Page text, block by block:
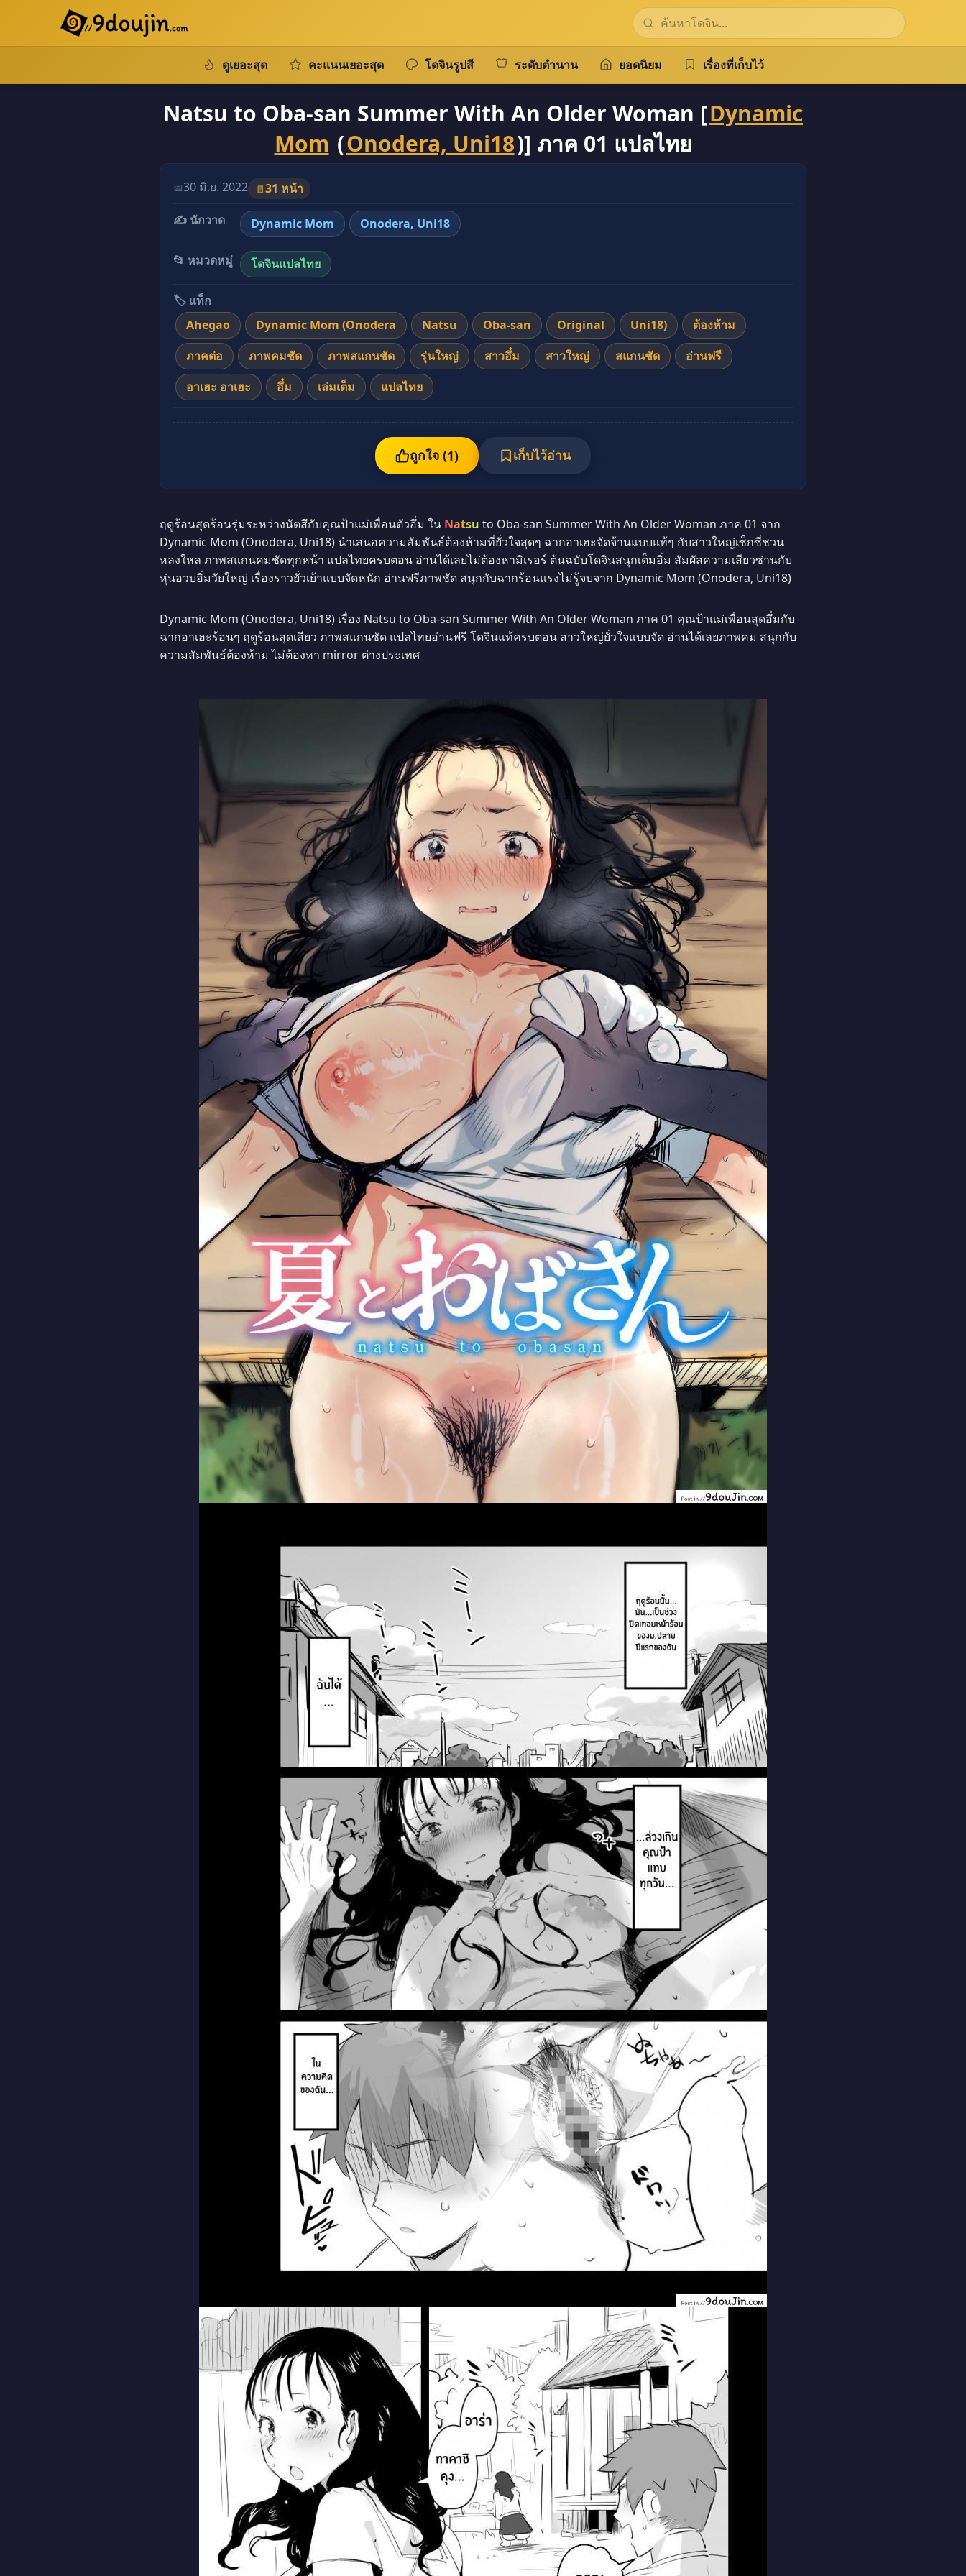
ดูเยอะสุด คะแนนเยอะสุด โดจินรูปสี ระดับตำนาน ยอดนิยม เรื่องที่เก็บไว้
Natsu to Oba-san Summer With An Older Woman [Dynamic
Mom (Onodera, Uni18)] ภาค 01 แปลไทย
อ่านโดจินภาพสี Natsu to Oba-san Summer With An Older Woman [Dynamic Mom (Onodera, Uni18)] ภาค 01 แปลไทย แปลไทย
📅30 มิ.ย. 2022 📄31 หน้า
✍️ นักวาด
Dynamic Mom Onodera, Uni18
📂 หมวดหมู่ โดจินแปลไทย
🏷️ แท็ก
Ahegao
Dynamic Mom (Onodera Natsu Oba-san Original Uni18)
ต้องห้าม
ภาคต่อ
ภาพคมชัด ภาพสแกนชัด รุ่นใหญ่ สาวอึ๋ม สาวใหญ่ สแกนชัด
อ่านฟรี
อาเฮะ อาเฮะ
อึ๋ม เล่มเต็ม แปลไทย
ถูกใจ (1) เก็บไว้อ่าน
ฤดูร้อนสุดร้อนรุ่มระหว่างนัตสึกับคุณป้าแม่เพื่อนตัวอึ๋ม ใน Natsu to Oba-san Summer With An Older Woman ภาค 01 จาก
Dynamic Mom (Onodera, Uni18) นำเสนอความสัมพันธ์ต้องห้ามที่ยั่วใจสุดๆ ฉากอาเฮะจัดจ้านแบบแท้ๆ กับสาวใหญ่เซ็กซี่ชวน
หลงใหล ภาพสแกนคมชัดทุกหน้า แปลไทยครบตอน อ่านได้เลยไม่ต้องหามิเรอร์ ต้นฉบับโดจินสนุกเต็มอิ่ม สัมผัสความเสียวซ่านกับ
หุ่นอวบอิ่มวัยใหญ่ เรื่องราวยั่วเย้าแบบจัดหนัก อ่านฟรีภาพชัด สนุกกับฉากร้อนแรงไม่รู้จบจาก Dynamic Mom (Onodera, Uni18)
Dynamic Mom (Onodera, Uni18) เรื่อง Natsu to Oba-san Summer With An Older Woman ภาค 01 คุณป้าแม่เพื่อนสุดอึ๋มกับ
ฉากอาเฮะร้อนๆ ฤดูร้อนสุดเสียว ภาพสแกนชัด แปลไทยอ่านฟรี โดจินแท้ครบตอน สาวใหญ่ยั่วใจแบบจัด อ่านได้เลยภาพคม สนุกกับ
ความสัมพันธ์ต้องห้าม ไม่ต้องหา mirror ต่างประเทศ